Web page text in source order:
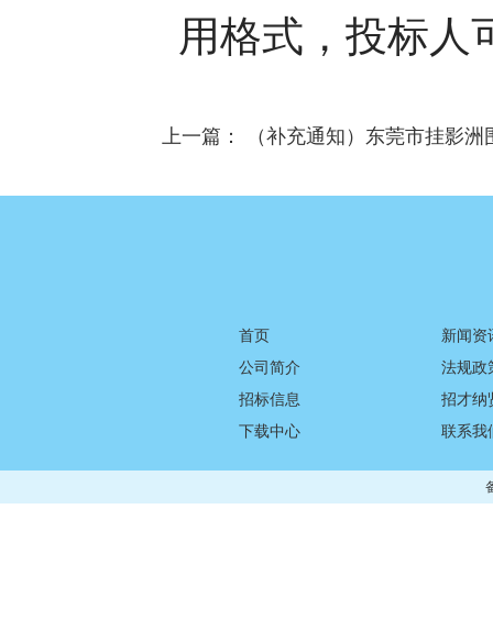
用格式，投标人
上一篇： （补充通知）东莞市挂影洲
首页
公司简介
招标信息
下载中心
新闻资
法规政
招才纳
联系我